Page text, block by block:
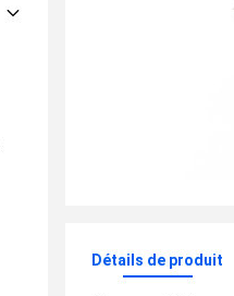
Détails de produit